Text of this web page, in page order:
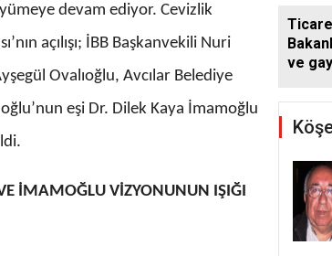
devam ediyor. Cevizlik
açılışı; İBB Başkanvekili Nuri
Ovalıoğlu, Avcılar Belediye
eşi Dr. Dilek Kaya İmamoğlu
İMAMOĞLU VİZYONUNUN IŞIĞI
ve